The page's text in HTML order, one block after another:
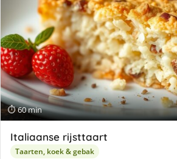
⏱ 60 min
Italiaanse rijsttaart
Taarten, koek & gebak